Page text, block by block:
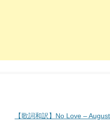
【歌詞和訳】No Love – August